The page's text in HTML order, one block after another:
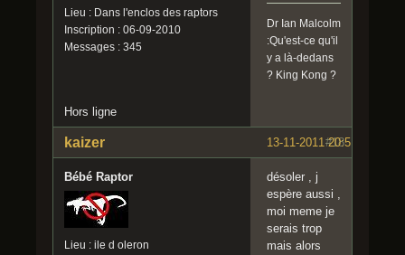
Lieu : Dans l'enclos des raptors
Inscription : 06-09-2010
Messages : 345
Dr Ian Malcolm
:Qu'est-ce qu'il
y a là-dedans
? King Kong ?
Hors ligne
#18
13-11-2011 20:51:04
kaizer
Bébé Raptor
Lieu : ile d oleron
désoler , j
espère aussi ,
moi meme je
serais trop
mais alors